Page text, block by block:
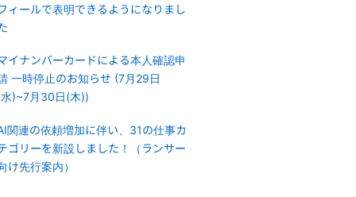
ィールで表明できるようになりまし
イナンバーカードによる本人確認申
一時停止のお知らせ (7月29日
)~7月30日(木))
関連の依頼増加に伴い、31の仕事カ
ゴリーを新設しました！（ランサー
け先行案内）